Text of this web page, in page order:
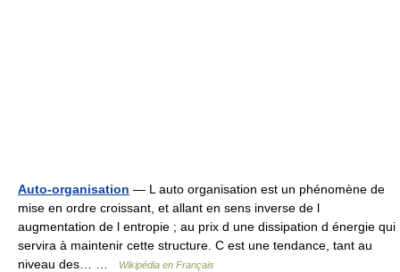
Auto-organisation — L auto organisation est un phénomène de
mise en ordre croissant, et allant en sens inverse de l
augmentation de l entropie ; au prix d une dissipation d énergie qui
servira à maintenir cette structure. C est une tendance, tant au
niveau des… …
Wikipédia en Français